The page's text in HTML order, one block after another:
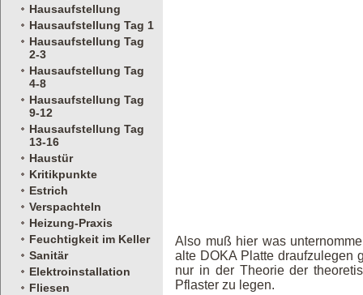
Hausaufstellung
Hausaufstellung Tag 1
Hausaufstellung Tag
2-3
Hausaufstellung Tag
4-8
Hausaufstellung Tag
9-12
Hausaufstellung Tag
13-16
Haustür
Kritikpunkte
Estrich
Verspachteln
Heizung-Praxis
Feuchtigkeit im Keller
Sanitär
Elektroinstallation
Fliesen
Also muß hier was
alte DOKA Platte draufzulegen
nur in der Theorie der
Pflaster zu legen.